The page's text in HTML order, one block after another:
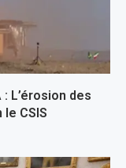
L’érosion des
CSIS